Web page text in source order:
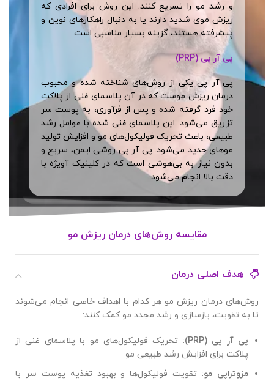
و رشد مو را تسریع کنند. این روش برای افرادی که
ریزش موی شدید دارند یا به دنبال راهکارهای نوین و
پیشرفته هستند، گزینه بسیار مناسبی است.
پی آر پی (PRP)
پی آر پی یکی از روش‌های شناخته شده و محبوب
درمان ریزش موست که در آن پلاسمای غنی از پلاکت
خود فرد گرفته شده و پس از فرآوری، به پوست سر
تزریق می‌شود. این پلاسمای غنی شده با عوامل رشد
طبیعی، باعث تحریک فولیکول‌های مو و افزایش تولید
موهای جدید می‌شود. پی آر پی روشی ایمن، سریع و
بدون نیاز به بی‌هوشی است که در کلینیک آویژه با
دقت بالا انجام می‌شود.
مقایسه روش‌های درمان ریزش مو
هدف اصلی درمان
روش‌های درمان ریزش مو هر کدام با اهداف خاصی انجام می‌شوند
تا به تقویت، بازسازی و رشد مجدد مو کمک کنند:
پی آر پی (PRP)
: تحریک فولیکول‌های مو با پلاسمای غنی از
پلاکت برای افزایش رشد طبیعی مو
مزوتراپی مو: تقویت فولیکول‌ها و بهبود تغذیه پوست سر با